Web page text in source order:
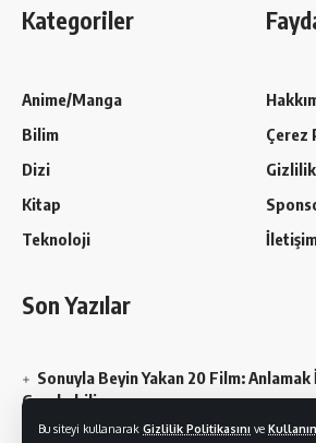
Bu siteyi kullanarak Gizlilik Politikasını ve
Kategoriler
Anime/Manga
Bilim
Dizi
Kitap
Teknoloji
Çerez
Son Yazılar
Sonuyla Beyin Yakan 20 Film:
Gerekebilir